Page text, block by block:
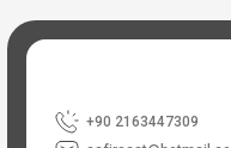
+90 2163447309